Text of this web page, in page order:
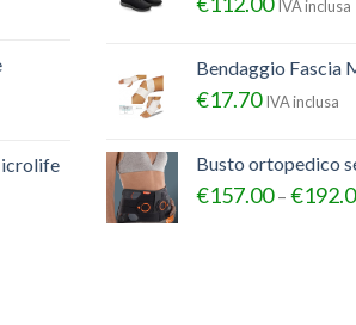
IVA inclusa
Bendaggio Fascia
€17.70 IVA inclusa
Busto ortopedico
€157.00– €